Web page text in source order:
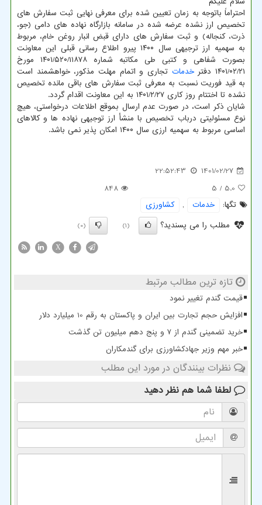
احتراماً باتوجه به زمان تعیین شده برای معرفی نهایی ثبت سفارش های
تخصیص ارز نشده عرضه شده در سامانه بازارگاه نهاده های دامی (جو،
ذرت، کنجاله) و ثبت سفارش های دارای قبض انبار روغن خام، مربوط
به سهمیه ارز ترجیهی سال ۱۴۰۰ پیرو اطلاع رسانی قبلی این معاونت
بصورت شفاهی و کتبی طی مکاتبه شماره ۱۴۰۱/۵۲۰/۱۱۸۷۸ مورخ
۱۴۰۱/۰۲/۲۱ دفتر
خدمات تجاری و اتمام مهلت مذکور، خواهشمند است
به قید فوریت نسبت به معرفی ثبت سفارش های باقی مانده تخصیص
نشده تا اختتام روز کاری ۱۴۰۱/۲/۲۷ به این معاونت اقدام گردد.
شایان ذکر است، در صورت عدم ارسال بموقع اطلاعات درخواستی، هیچ
نوع مسئولیتی درباب تخصیص با منشأ ارز توجیهی نهاده ها و کالاهای
اساسی مربوط به سهمیه ارزی سال ۱۴۰۰ امکان پذیر نمی باشد.
1401/02/27
22:52:43
5.0
/ 5
848
تگها:
خدمات ,
كشاورزی
مطلب را می پسندید؟
(1)
(0)
X
تازه ترین مطالب مرتبط
قیمت گندم تغییر نمود
افزایش حجم تجارت بین ایران و پاکستان به رقم 10 میلیارد دلار
خرید تضمینی گندم از ۷ و پنج دهم میلیون تن گذشت
خبر مهم وزیر جهادکشاورزی برای گندمکاران
نظرات بینندگان در مورد این مطلب
لطفا شما هم نظر دهید